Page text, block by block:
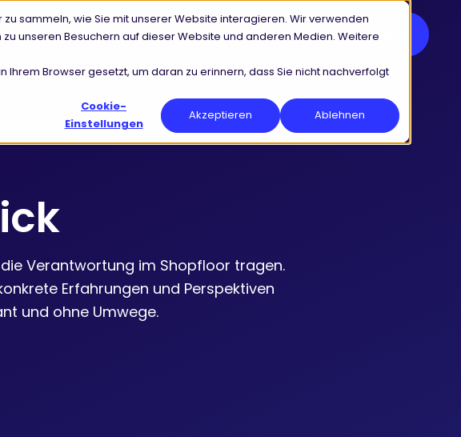
sammeln, wie Sie mit unserer Website interagieren. Wir verwenden
unseren Besuchern auf dieser Website und anderen Medien. Weitere
Browser gesetzt, um daran zu erinnern, dass Sie nicht nachverfolgt
Cookie-
Einstellungen
Akzeptieren Ablehnen
Center Kontakt aufnehmen
Verantwortung im Shopfloor tragen.
Erfahrungen und Perspektiven
und ohne Umwege.